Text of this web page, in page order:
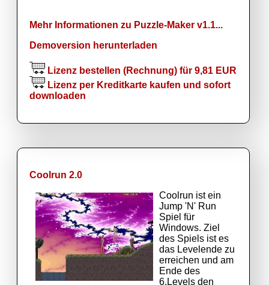
Mehr Informationen zu Puzzle-Maker v1.1...
Demoversion herunterladen
Lizenz bestellen (Rechnung) für 9,81 EUR
Lizenz per Kreditkarte kaufen und sofort
downloaden
Coolrun 2.0
Coolrun ist ein
Jump 'N' Run
Spiel für
Windows. Ziel
des Spiels ist es
das Levelende zu
erreichen und am
Ende des
6.Levels den